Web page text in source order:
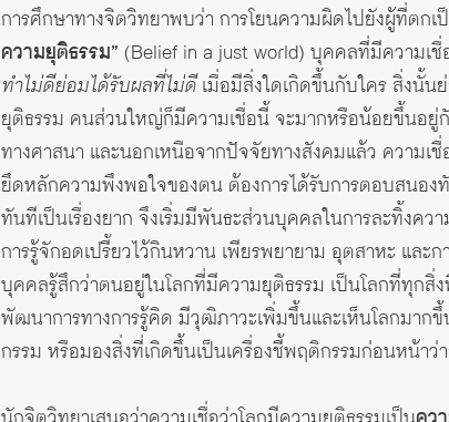
การศึกษาทางจิตวิทยาพบว่า การโยนความผิดไปยังผู้ที่ตก
ความยุติธรรม” (Belief in a just world) บุคคลที่มีความเชื่
ทำไม่ดีย่อมได้รับผลที่ไม่ดี เมื่อมีสิ่งใดเกิดขึ้นกับใคร สิ่งนั้
ยุติธรรม คนส่วนใหญ่ก็มีความเชื่อนี้ จะมากหรือน้อยขึ้นอ
ทางศาสนา และนอกเหนือจากปัจจัยทางสังคมแล้ว ความเ
ยึดหลักความพึงพอใจของตน ต้องการได้รับการตอบสนอง
ทันทีเป็นเรื่องยาก จึงเริ่มมีพันธะส่วนบุคคลในการละทิ้งค
การรู้จักอดเปรี้ยวไว้กินหวาน เพียรพยายาม อุตสาหะ แล
บุคคลรู้สึกว่าตนอยู่ในโลกที่มีความยุติธรรม เป็นโลกที่ทุกสิ่
พัฒนาการทางการรู้คิด มีวุฒิภาวะเพิ่มขึ้นและเห็นโลกมาก
กรรม หรือมองสิ่งที่เกิดขึ้นเป็นเครื่องชี้พฤติกรรมก่อนหน้